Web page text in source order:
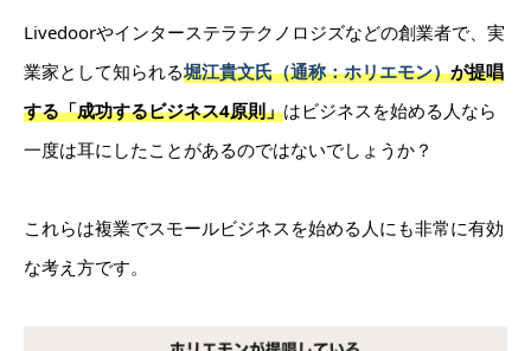
Livedoorやインターステラテクノロジズなどの創業者で、実
業家として知られる堀江貴文氏（通称：ホリエモン）が提唱
する「成功するビジネス4原則」はビジネスを始める人なら
一度は耳にしたことがあるのではないでしょうか？
これらは複業でスモールビジネスを始める人にも非常に有効
な考え方です。